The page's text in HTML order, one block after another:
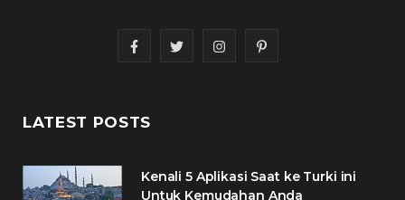
F
c
b
T
t
I
a
P
e
LATEST POSTS
Kenali 5 Aplikasi Saat ke Turki ini
Untuk Kemudahan Anda